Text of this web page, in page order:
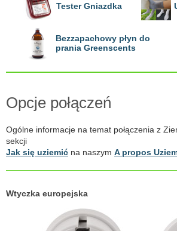
Tester Gniazdka
Bezzapachowy płyn do
prania Greenscents
Opcje połączeń
Ogólne informacje na temat połączenia z
sekcji
Jak się uziemić na naszym A propos
Wtyczka europejska